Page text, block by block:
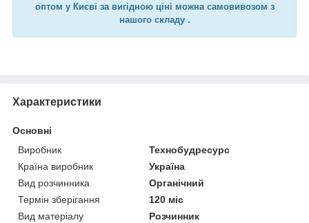
оптом у Києві за вигідною ціні можна самовивозом з
нашого складу .
Характеристики
Основні
Виробник
Технобудресурс
Країна виробник
Україна
Вид розчинника
Органічний
Термін зберігання
120 міс
Вид матеріалу
Розчинник